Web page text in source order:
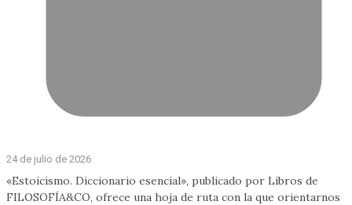
24 de julio de 2026
«Estoicismo. Diccionario esencial», publicado por Libros de
FILOSOFÍA&CO, ofrece una hoja de ruta con la que orientarnos